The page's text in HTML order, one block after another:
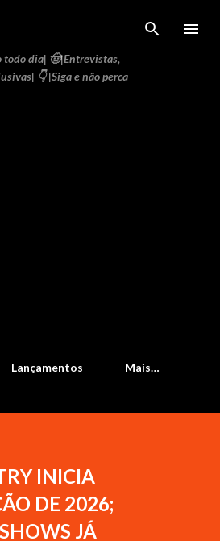
o conteúdo principal
todo dia| 🤠|Entrevistas,
👇 |Siga e não perca
Lançamentos Mais…
INICIA
DE 2026;
JÁ